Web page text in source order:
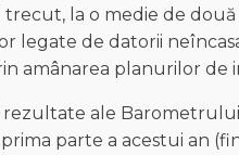
la o medie de
legate de datorii
amânarea planurilor de
ale Barometrului
parte a acestui an